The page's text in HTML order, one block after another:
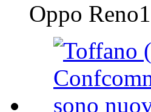
Oppo